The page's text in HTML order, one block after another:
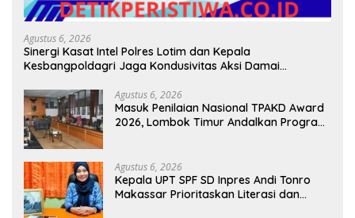
Agustus 6, 2026
Sinergi Kasat Intel Polres Lotim dan Kepala
Kesbangpoldagri Jaga Kondusivitas Aksi Damai
Agustus 6, 2026
Masuk Penilaian Nasional TPAKD Award
2026, Lombok Timur Andalkan Program
Agustus 6, 2026
Kepala UPT SPF SD Inpres Andi Tonro
Makassar Prioritaskan Literasi dan